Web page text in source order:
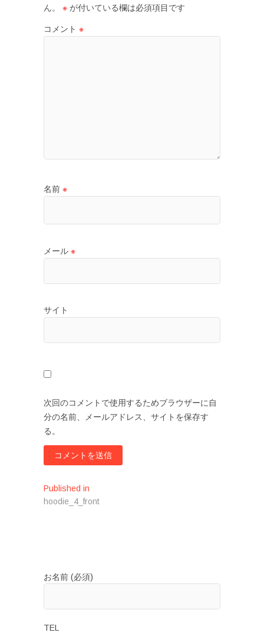
ん。
※ が付いている欄は必須項目です
コメント ※
名前 ※
メール ※
サイト
次回のコメントで使用するためブラウザーに自
分の名前、メールアドレス、サイトを保存す
る。
投
稿
ー
シ
ョ
Published in
hoodie_4_front
お名前 (必須)
TEL